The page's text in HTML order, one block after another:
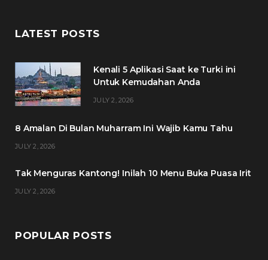
c
b
t
a
e
LATEST POSTS
Kenali 5 Aplikasi Saat ke Turki ini
Untuk Kemudahan Anda
JULY 2, 2026
8 Amalan Di Bulan Muharram Ini Wajib Kamu Tahu
JULY 2, 2026
Tak Menguras Kantong! Inilah 10 Menu Buka Puasa Irit
JULY 2, 2026
POPULAR POSTS